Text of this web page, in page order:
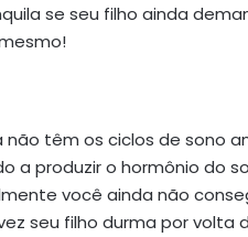
se seu filho ainda
têm os ciclos de sono
a produzir o hormônio do
você ainda não
seu filho durma por volta